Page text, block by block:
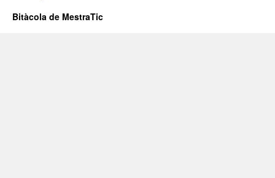
Bitàcola de MestraTic